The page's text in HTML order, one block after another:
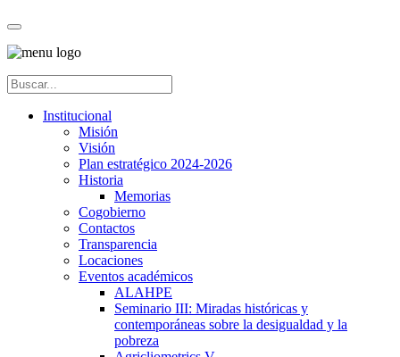
Institucional
Misión
Visión
Plan estratégico 2024-2026
Historia
Memorias
Cogobierno
Contactos
Transparencia
Locaciones
Eventos académicos
ALAHPE
Seminario III: Miradas históricas y
contemporáneas sobre la desigualdad y la
pobreza